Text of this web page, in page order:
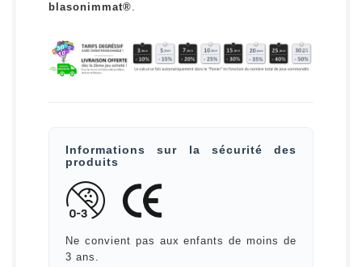
blasonimmat®.
Informations sur la sécurité des
produits
Ne convient pas aux enfants de moins de
3 ans.